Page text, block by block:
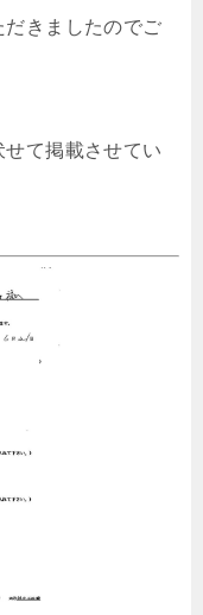
きましたのでご
て掲載させてい